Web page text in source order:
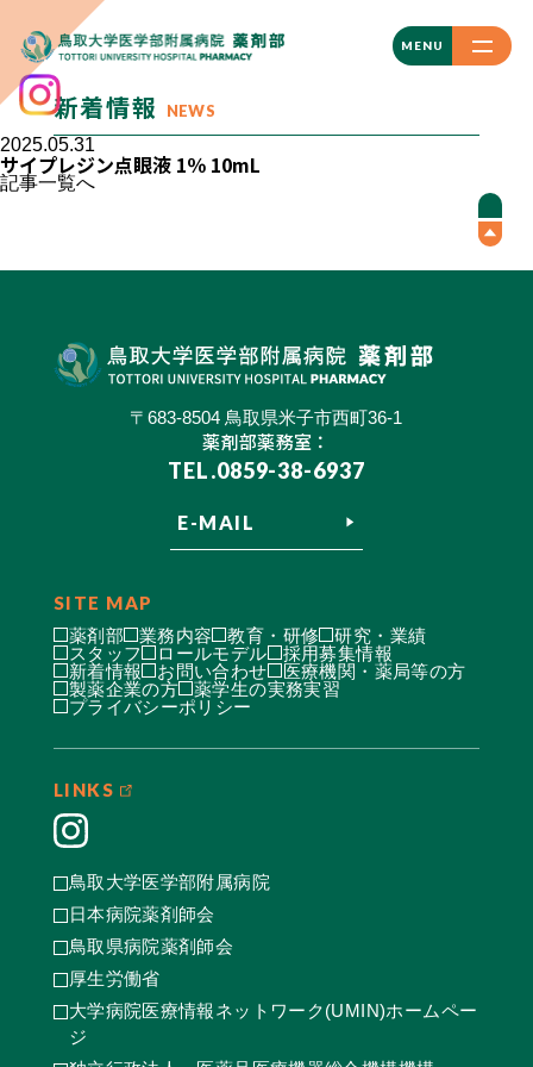
MENU
CLOSE
新着情報 NEWS
2025.05.31
サイプレジン点眼液 1％ 10mL
記事一覧へ
〒683-8504 鳥取県米子市西町36-1
薬剤部薬務室：
TEL.0859-38-6937
E-MAIL
SITE MAP
薬剤部 業務内容 教育・研修
研究・業績
スタッフ
ロールモデル
採用募集情報
新着情報
お問い合わせ
医療機関・薬局等の方
製薬企業の方
薬学生の実務実習
プライバシーポリシー
LINKS
鳥取大学医学部附属病院
日本病院薬剤師会
鳥取県病院薬剤師会
厚生労働省
大学病院医療情報ネットワーク(UMIN)ホームペー
ジ